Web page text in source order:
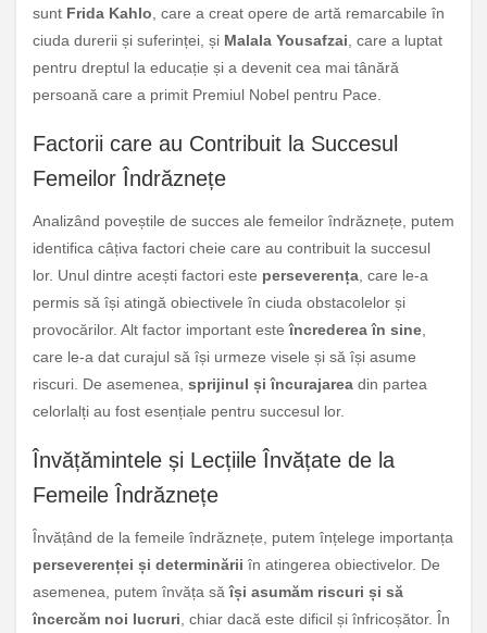
sunt Frida Kahlo , care a creat opere de artă remarcabile în
ciuda durerii și suferinței, și Malala Yousafzai , care a luptat
pentru dreptul la educație și a devenit cea mai tânără
persoană care a primit Premiul Nobel pentru Pace.
Factorii care au Contribuit la Succesul
Femeilor Îndrăznețe
Analizând poveștile de succes ale femeilor îndrăznețe, putem
identifica câțiva factori cheie care au contribuit la succesul
lor. Unul dintre acești factori este perseverența, care le-a
permis să își atingă obiectivele în ciuda obstacolelor și
provocărilor. Alt factor important esteîncrederea în sine,
care le-a dat curajul să își urmeze visele și să își asume
riscuri. De asemenea, sprijinul și încurajarea din partea
celorlalți au fost esențiale pentru succesul lor.
Învățămintele și Lecțiile Învățate de la
Femeile Îndrăznețe
Învățând de la femeile îndrăznețe, putem înțelege importanța
perseverenței și determinării în atingerea obiectivelor. De
asemenea, putem învăța săîși asumăm riscuri și să
încercăm noi lucruri, chiar dacă este dificil și înfricoșător. În